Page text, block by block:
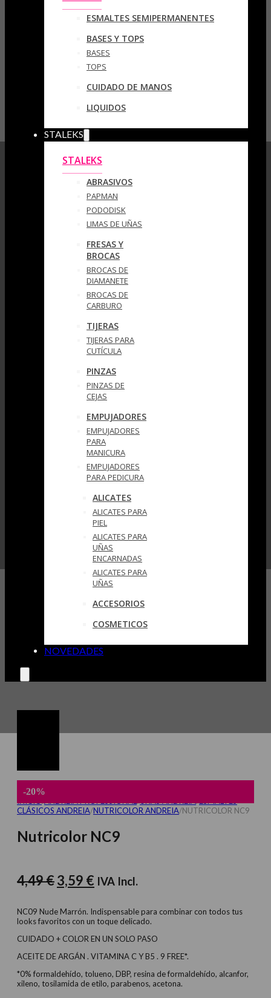
ESMALTES SEMIPERMANENTES
BASES Y TOPS
BASES
TOPS
CUIDADO DE MANOS
LIQUIDOS
STALEKS
STALEKS
ABRASIVOS
PAPMAN
PODODISK
LIMAS DE UÑAS
FRESAS Y
BROCAS
BROCAS DE
DIAMANETE
BROCAS DE
CARBURO
TIJERAS
TIJERAS PARA
CUTÍCULA
PINZAS
PINZAS DE
CEJAS
EMPUJADORES
EMPUJADORES
PARA
MANICURA
EMPUJADORES
PARA PEDICURA
ALICATES
ALICATES PARA
PIEL
ALICATES PARA
UÑAS
ENCARNADAS
ALICATES PARA
UÑAS
ACCESORIOS
COSMETICOS
NOVEDADES
-20%
CLÁSICOS ANDREIA/NUTRICOLOR ANDREIA/NUTRICOLOR NC9
Nutricolor NC9
4,49€El
original
era:
4,49 €.
3,59 € El
actual
es:
3,59 €.
IVA Incl.
NC09 Nude Marrón. Indispensable para combinar con todos tus
looks favoritos con un toque delicado.
CUIDADO + COLOR EN UN SOLO PASO
ACEITE DE ARGÁN . VITAMINA C Y B5 . 9 FREE*.
*0% formaldehído, tolueno, DBP, resina de formaldehído, alcanfor,
xileno, tosilamida de etilo, parabenos, acetona.